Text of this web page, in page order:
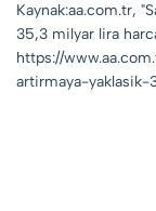
Kaynak:aa.com.tr,
35,3 milyar lira
https://
artirmaya-yaklasik-